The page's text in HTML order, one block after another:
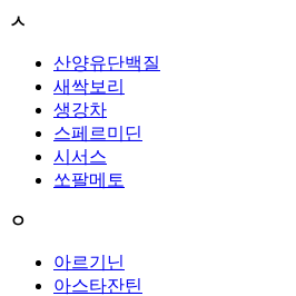
ㅅ
산양유단백질
새싹보리
생강차
스페르미딘
시서스
쏘팔메토
ㅇ
아르기닌
아스타잔틴